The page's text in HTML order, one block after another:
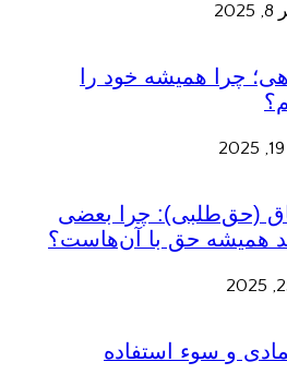
چرا همیشه خود را
(حق‌طلبی): چرا بعضی
همیشه حق با آن‌هاست؟
و سوء استفاده